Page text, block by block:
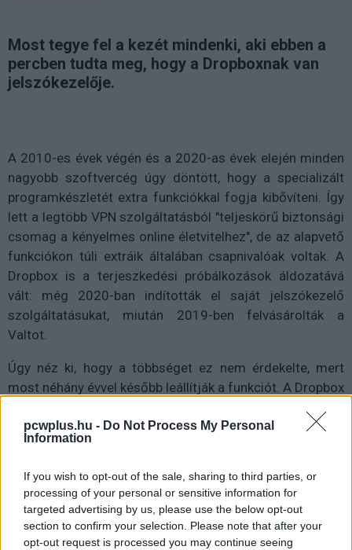
pcwplus.hu - Do Not Process My Personal
Information
If you wish to opt-out of the sale, sharing to third parties, or
processing of your personal or sensitive information for
targeted advertising by us, please use the below opt-out
section to confirm your selection. Please note that after your
opt-out request is processed you may continue seeing
Most tegye fel a kezét mindenki, aki ebben a
percben tudta meg, hogy a Dropboxnak van
jelszókezelője.
A 2010-es évek végén és a 2020-as évek elején minden
nagyobb szoftvercég úgy döntött, hogy a specializált
programkészletét extra funkciókkal fogja kibővíteni. Így
lett a legtöbb VPN szolgáltatásból "teljeskörű biztonsági
csomag a kényelmes online életvitelhez", de az alapvető
funkciókon túli extráik általában csapnivalóak voltak. A
Dropbox is a terjeszkedési próbálkozások áldozatává
vált: még 2020-ban indították el saját jelszókezelő
szolgáltatásukat, miután 2019-ben felvásárolták a
Valtot.
Úgy néz ki, hogy a többséget ez nem érdekelte, mert
most néhány évvel később leállítják a funkciót. A Dropbox
természetére, a jelszómenedzser kivezetése
szakaszokban fog megtörténni.
Először augusztus 28-án átkapcsolják a felületet "csak
olvasható" módba, ami azt jelenti, hogy ugyan a korábban